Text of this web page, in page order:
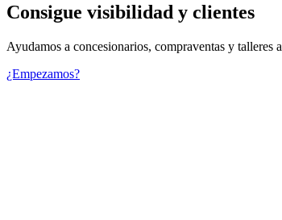
Consigue visibilidad y clientes
Ayudamos a concesionarios, compraventas y talleres
¿Empezamos?